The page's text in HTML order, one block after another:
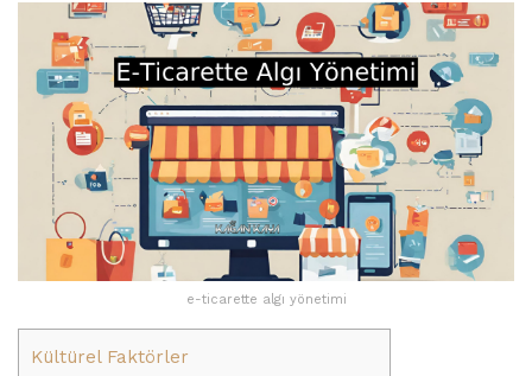
e-ticarette algı yönetimi
Kültürel Faktörler